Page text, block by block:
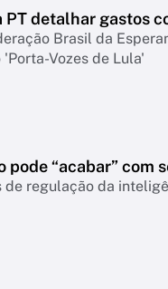
PT detalhar gastos
Brasil da
Vozes de Lula'
“acabar” com
regulação da